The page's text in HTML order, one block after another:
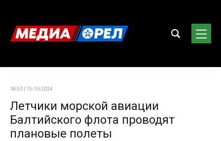
18:50 | 15-10-2024
Летчики морской авиации
Балтийского флота проводят
плановые полеты